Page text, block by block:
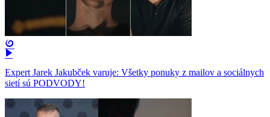
Expert Jarek Jakubček varuje: Všetky ponuky z mailov a sociálnych
sietí sú PODVODY!